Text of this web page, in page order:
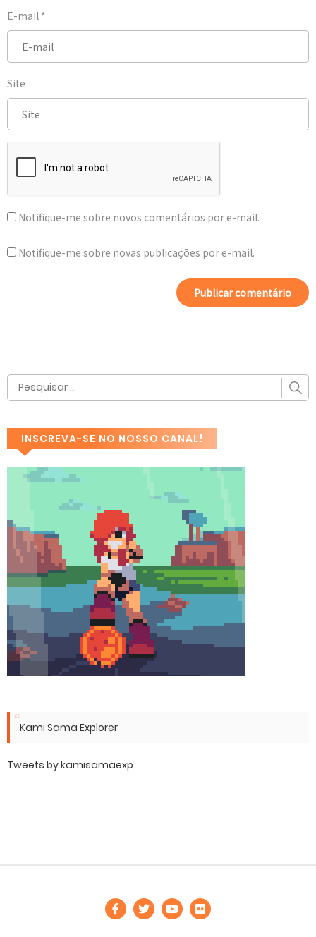
E-mail *
Site
Notifique-me sobre novos comentários por e-mail.
Notifique-me sobre novas publicações por e-mail.
INSCREVA-SE NO NOSSO CANAL!
Kami Sama Explorer
Tweets by kamisamaexp